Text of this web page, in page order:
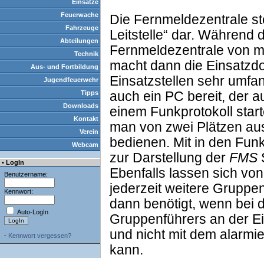
Einsätze
Feuerwache
Fahrzeuge
Abteilungen
Technik
Aus- und Fortbildung
Jugendfeuerwehr
Tipps
Downloads
Kontakt
Verein
Webcam
• LogIn
Benutzername:
Kennwort:
Auto-LogIn
- Kennwort vergessen?
Die Fernmeldezentrale
Leitstelle“ dar. Während
Fernmeldezentrale von
macht dann die
Einsatzstellen sehr
auch ein PC bereit, der
einem Funkprotokoll
man von zwei Plätzen
bedienen. Mit in den
zur Darstellung der FMS
Ebenfalls lassen sich
jederzeit weitere
dann benötigt, wenn bei
Gruppenführers an der
und nicht mit dem
kann.